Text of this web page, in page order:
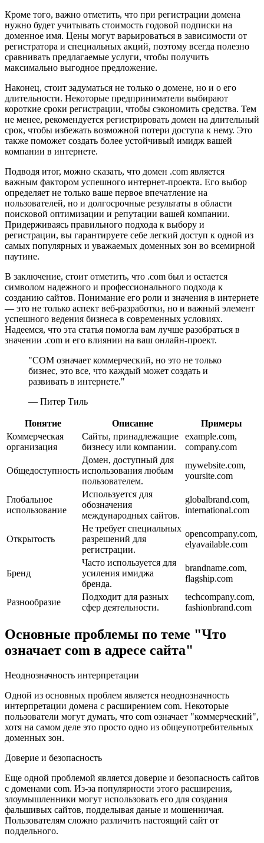
Кроме того, важно отметить, что при регистрации домена
нужно будет учитывать стоимость годовой подписки на
доменное имя. Цены могут варьироваться в зависимости от
регистратора и специальных акций, поэтому всегда полезно
сравнивать предлагаемые услуги, чтобы получить
максимально выгодное предложение.
Наконец, стоит задуматься не только о домене, но и о его
длительности. Некоторые предприниматели выбирают
короткие сроки регистрации, чтобы сэкономить средства. Тем
не менее, рекомендуется регистрировать домен на длительный
срок, чтобы избежать возможной потери доступа к нему. Это
также поможет создать более устойчивый имидж вашей
компании в интернете.
Подводя итог, можно сказать, что домен .com является
важным фактором успешного интернет-проекта. Его выбор
определяет не только ваше первое впечатление на
пользователей, но и долгосрочные результаты в области
поисковой оптимизации и репутации вашей компании.
Придерживаясь правильного подхода к выбору и
регистрации, вы гарантируете себе легкий доступ к одной из
самых популярных и уважаемых доменных зон во всемирной
паутине.
В заключение, стоит отметить, что .com был и остается
символом надежного и профессионального подхода к
созданию сайтов. Понимание его роли и значения в интернете
— это не только аспект веб-разработки, но и важный элемент
успешного ведения бизнеса в современных условиях.
Надеемся, что эта статья помогла вам лучше разобраться в
значении .com и его влиянии на ваш онлайн-проект.
"COM означает коммерческий, но это не только
бизнес, это все, что каждый может создать и
развивать в интернете."
— Питер Тиль
Понятие Описание
Примеры
Коммерческая
организация
Сайты, принадлежащие
бизнесу или компании.
example.com,
company.com
Общедоступность
Домен, доступный для
использования любым
пользователем.
mywebsite.com,
yoursite.com
Глобальное
использование
Используется для
обозначения
международных сайтов.
globalbrand.com,
international.com
Открытость
Не требует специальных
разрешений для
регистрации.
opencompany.com,
elyavailable.com
Бренд
Часто используется для
усиления имиджа
бренда.
brandname.com,
flagship.com
Разнообразие
Подходит для разных
сфер деятельности.
techcompany.com,
fashionbrand.com
Основные проблемы по теме "Что
означает com в адресе сайта"
Неоднозначность интерпретации
Одной из основных проблем является неоднозначность
интерпретации домена с расширением com. Некоторые
пользователи могут думать, что com означает "коммерческий",
хотя на самом деле это просто одно из общеупотребительных
доменных зон.
Доверие и безопасность
Еще одной проблемой является доверие и безопасность сайтов
с доменами com. Из-за популярности этого расширения,
злоумышленники могут использовать его для создания
фальшивых сайтов, подделывая даные и мошенничая.
Пользователям сложно различить настоящий сайт от
поддельного.